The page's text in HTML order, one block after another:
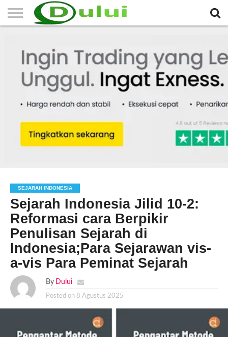
GRATIS
SEJARAH INDONESIA
Sejarah Indonesia Jilid 10-2:
Reformasi cara Berpikir
Penulisan Sejarah di
Indonesia;Para Sejarawan vis-
a-vis Para Peminat Sejarah
By Dului
Posted on 8 Agustus 2025